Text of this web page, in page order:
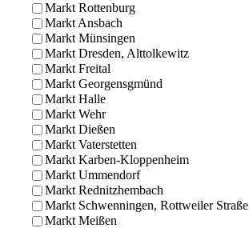
Markt Rottenburg
Markt Ansbach
Markt Münsingen
Markt Dresden, Alttolkewitz
Markt Freital
Markt Georgensgmünd
Markt Halle
Markt Wehr
Markt Dießen
Markt Vaterstetten
Markt Karben-Kloppenheim
Markt Ummendorf
Markt Rednitzhembach
Markt Schwenningen, Rottweiler Straße
Markt Meißen